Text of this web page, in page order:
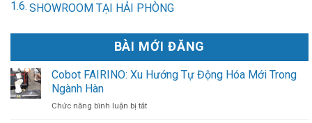
SHOWROOM TẠI HẢI PHÒNG
BÀI MỚI ĐĂNG
Cobot FAIRINO: Xu Hướng Tự Động Hóa Mới Trong
Ngành Hàn
Chức năng bình luận bị tắtở